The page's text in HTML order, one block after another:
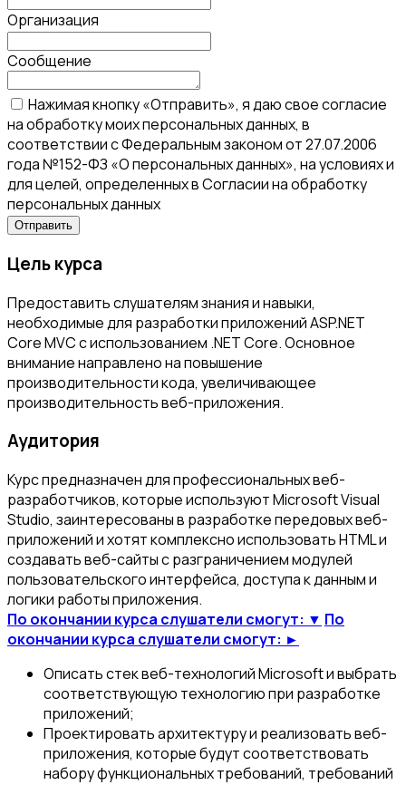
Организация
Сообщение
Нажимая кнопку «Отправить», я даю свое согласие
на обработку моих персональных данных, в
соответствии с Федеральным законом от 27.07.2006
года №152-ФЗ «О персональных данных», на условиях и
для целей, определенных в Согласии на обработку
персональных данных
Цель курса
Предоставить слушателям знания и навыки,
необходимые для разработки приложений ASP.NET
Core MVC с использованием .NET Core. Основное
внимание направлено на повышение
производительности кода, увеличивающее
производительность веб-приложения.
Аудитория
Курс предназначен для профессиональных веб-
разработчиков, которые используют Microsoft Visual
Studio, заинтересованы в разработке передовых веб-
приложений и хотят комплексно использовать HTML и
создавать веб-сайты с разграничением модулей
пользовательского интерфейса, доступа к данным и
логики работы приложения.
По окончании курса слушатели смогут: ▼ По
окончании курса слушатели смогут: ►
Описать стек веб-технологий Microsoft и выбрать
соответствующую технологию при разработке
приложений;
Проектировать архитектуру и реализовать веб-
приложения, которые будут соответствовать
набору функциональных требований, требований